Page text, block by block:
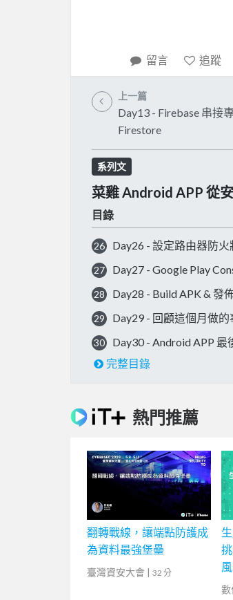
留言 追蹤
上一篇
Day13 - Firebase 串接
Firestore
系列文
菜雞 Android APP 從
目錄
26 Day26 - 設定路由器防
27 Day27 - Google Play
28 Day28 - Build APK & 發
29 Day29 - 回顧這個月做的
30
Day30 - Android APP 最
完整目錄
熱門推薦
翻轉戰線，讓端點防護成
為資料最強堡壘
臺灣資安大會 | 32 分
數